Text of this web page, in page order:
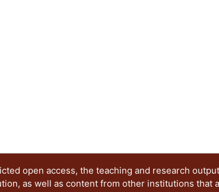
open access, the teaching and research
as well as content from other institutions that